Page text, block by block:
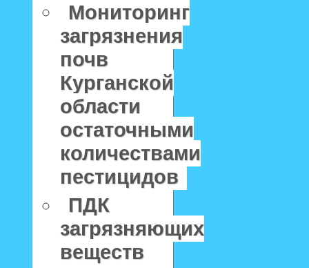
Мониторинг
загрязнения
почв
Курганской
области
остаточными
количествами
пестицидов
ПДК
загрязняющих
веществ